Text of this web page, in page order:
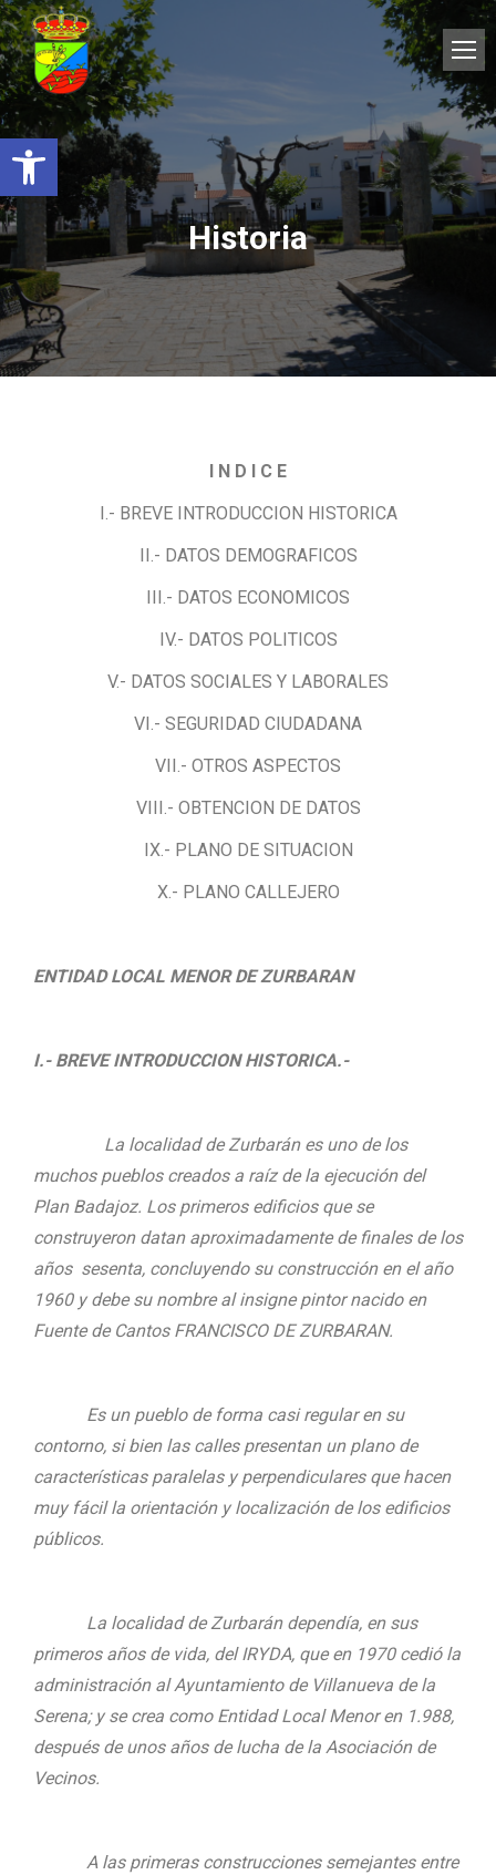
Abrir barra de herramientas
Historia
I N D I C E
I.- BREVE INTRODUCCION HISTORICA
II.- DATOS DEMOGRAFICOS
III.- DATOS ECONOMICOS
IV.- DATOS POLITICOS
V.- DATOS SOCIALES Y LABORALES
VI.- SEGURIDAD CIUDADANA
VII.- OTROS ASPECTOS
VIII.- OBTENCION DE DATOS
IX.- PLANO DE SITUACION
X.- PLANO CALLEJERO
ENTIDAD LOCAL MENOR DE ZURBARAN
I.- BREVE INTRODUCCION HISTORICA.-
La localidad de Zurbarán es uno de los
muchos pueblos creados a raíz de la ejecución del
Plan Badajoz. Los primeros edificios que se
construyeron datan aproximadamente de finales de los
años sesenta, concluyendo su construcción en el año
1960 y debe su nombre al insigne pintor nacido en
Fuente de Cantos FRANCISCO DE ZURBARAN.
Es un pueblo de forma casi regular en su
contorno, si bien las calles presentan un plano de
características paralelas y perpendiculares que hacen
muy fácil la orientación y localización de los edificios
públicos.
La localidad de Zurbarán dependía, en sus
primeros años de vida, del IRYDA, que en 1970 cedió la
administración al Ayuntamiento de Villanueva de la
Serena; y se crea como Entidad Local Menor en 1.988,
después de unos años de lucha de la Asociación de
Vecinos.
A las primeras construcciones semejantes entre